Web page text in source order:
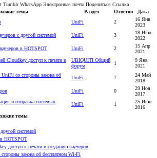
Tumblr WhatsApp Электронная почта Поделиться Ссылка
темы Раздел Ответов
Дата
UniFi 2
16 Янв
2023
с другой системой UniFi 3
18 Июл
2022
в HOTSPOT UniFi 2
15 Апр
2021
Cloudkey доступ к печати и
UBIQUITI Общий
форум
1
9 Янв
2021
UniFi со стороны закона об
UniFi 7
24 Май
2018
UniFi 0
29 Ноя
2017
и отправка гостевых
UniFi 1
25 Июн
2016
темы
системой
в HOTSPOT
доступ к печати и созданию ваучеров
закона об бесплатном Wi-Fi